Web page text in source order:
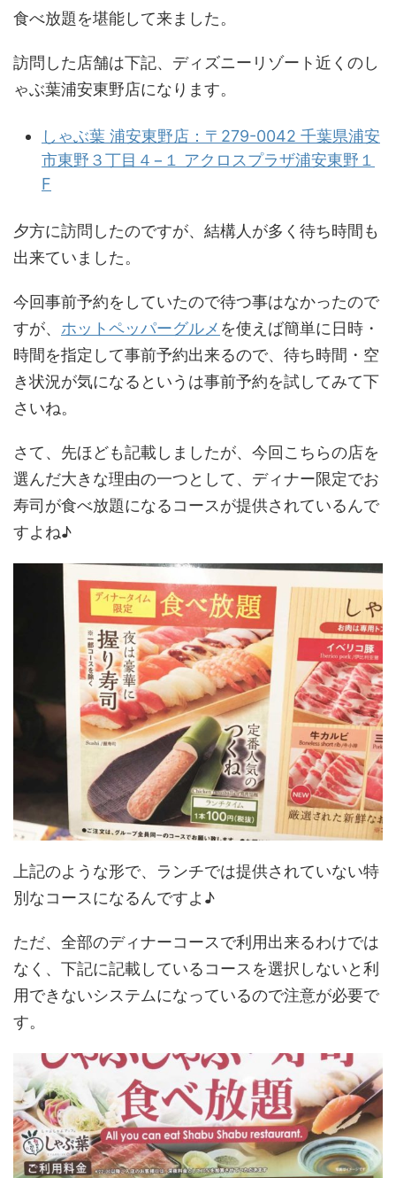
食べ放題を堪能して来ました。
訪問した店舗は下記、ディズニーリゾート近くのし
ゃぶ葉浦安東野店になります。
しゃぶ葉 浦安東野店：〒279-0042 千葉県浦安
市東野３丁目４−１ アクロスプラザ浦安東野１
F
夕方に訪問したのですが、結構人が多く待ち時間も
出来ていました。
今回事前予約をしていたので待つ事はなかったので
すが、 ホットペッパーグルメ を使えば簡単に日時・
時間を指定して事前予約出来るので、待ち時間・空
き状況が気になるというは事前予約を試してみて下
さいね。
さて、先ほども記載しましたが、今回こちらの店を
選んだ大きな理由の一つとして、ディナー限定でお
寿司が食べ放題になるコースが提供されているんで
すよね♪
上記のような形で、ランチでは提供されていない特
別なコースになるんですよ♪
ただ、全部のディナーコースで利用出来るわけでは
なく、下記に記載しているコースを選択しないと利
用できないシステムになっているので注意が必要で
す。